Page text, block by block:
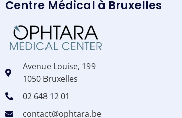
Centre Médical à Bruxelles
Avenue Louise, 199
1050 Bruxelles
02 648 12 01
contact@ophtara.be